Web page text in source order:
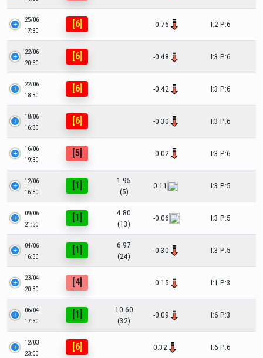
25/06
17:30
[6] -0.76 I:2 P:6
22/06
20:30
[6] -0.48 I:3 P:6
22/06
18:30
[6] -0.42 I:3 P:6
18/06
16:30
[6] -0.30 I:3 P:6
16/06
19:30
[5] -0.02 I:3 P:6
12/06
16:30
[1]
1.95
(5)
0.11 I:3 P:5
09/06
21:30
[1]
4.80
(13)
-0.06 I:3 P:5
04/06
16:30
[1]
6.97
(24)
-0.30 I:3 P:5
23/04
20:30
[4] -0.15 I:1 P:3
06/04
17:30
[1]
10.60
(32)
-0.09 I:6 P:3
12/03
23:00
[6] 0.32 I:6 P:6